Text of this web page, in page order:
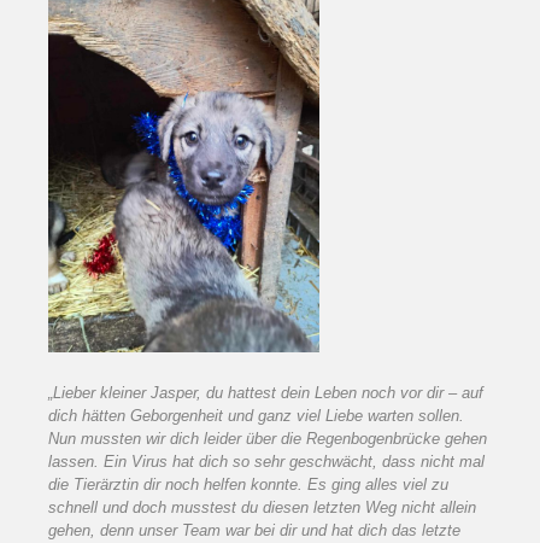
„Lieber kleiner Jasper, du hattest dein Leben noch vor dir – auf
dich hätten Geborgenheit und ganz viel Liebe warten sollen.
Nun mussten wir dich leider über die Regenbogenbrücke gehen
lassen. Ein Virus hat dich so sehr geschwächt, dass nicht mal
die Tierärztin dir noch helfen konnte. Es ging alles viel zu
schnell und doch musstest du diesen letzten Weg nicht allein
gehen, denn unser Team war bei dir und hat dich das letzte